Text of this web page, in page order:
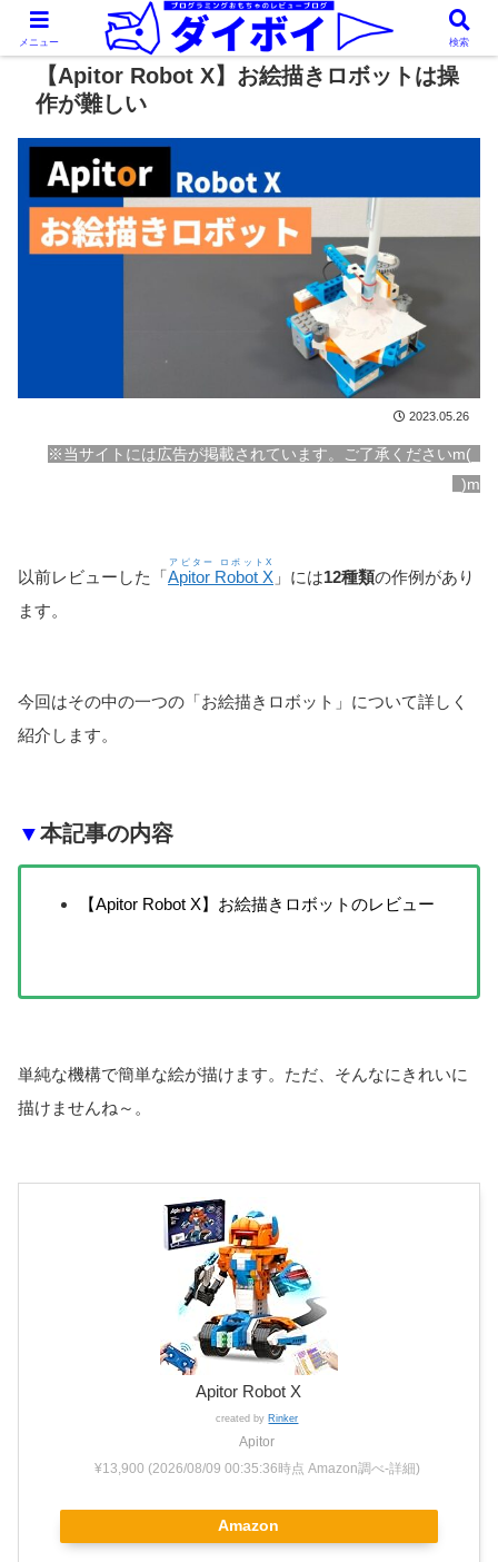
【Apitor Robot X】お絵描きロボットは操
作が難しい
2023.05.26
※当サイトには広告が掲載されています。ご了承くださいm(_
_)m
以前レビューした「Apitor Robot X
アピター ロボットX
」には12種類の作例があり
ます。
今回はその中の一つの「お絵描きロボット」について詳しく
紹介します。
▼本記事の内容
【Apitor Robot X】お絵描きロボットのレビュー
単純な機構で簡単な絵が描けます。ただ、そんなにきれいに
描けませんね～。
Apitor Robot X
created by Rinker
Apitor
¥13,900 (2026/08/09 00:35:36時点 Amazon調べ-詳細)
Amazon
メニュー 検索